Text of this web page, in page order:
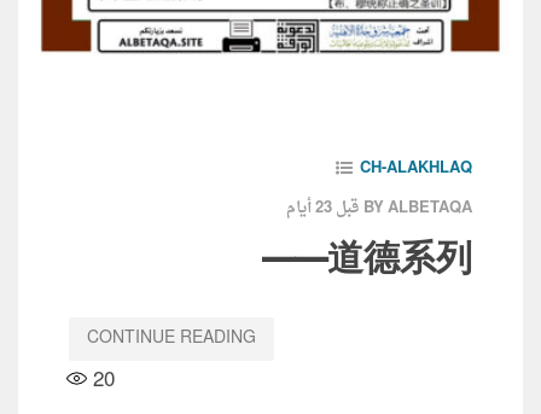
CH-ALAKHLAQ
قبل 23 أيام BY ALBETAQA
道德系列——
CONTINUE READING
20